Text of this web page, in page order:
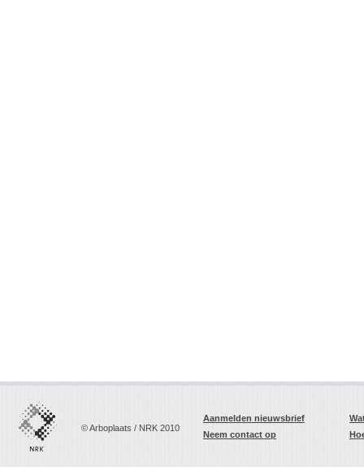
© Arboplaats / NRK 2010
Aanmelden nieuwsbrief
Neem contact op